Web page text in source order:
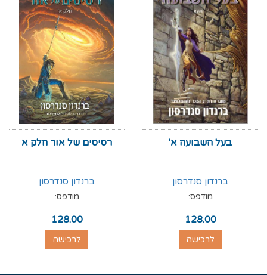
בעל השבועה א'
ברנדון סנדרסון
מודפס:
128.00
לרכישה
רסיסים של אור חלק א
ברנדון סנדרסון
מודפס:
128.00
לרכישה